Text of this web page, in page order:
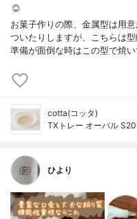
☺︎
お菓子作りの際、金属型は用
ついたりしますが、こちらは
準備が面倒な時はこの型で焼
cotta(コッタ)
TXトレー オーバル S20
ひより